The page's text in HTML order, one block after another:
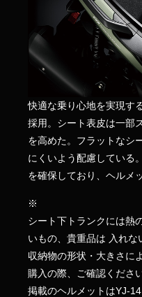
快適な乗り心地を実現す
採用。シート表皮は一部
を高めた。フラットなシ
にくいよう配慮している
を確保しており、ヘルメ
※
シート下トランクには熱
いもの、貴重品は 入れ
収納物の形状・大きさに
購入の際、ご確認くださ
掲載のヘルメットはYJ-